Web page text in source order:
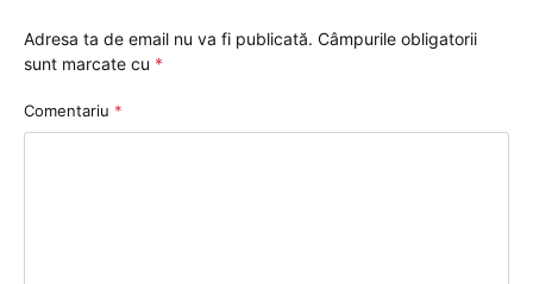
Adresa ta de email nu va fi publicată. Câmpurile obligatorii
sunt marcate cu *
Comentariu *